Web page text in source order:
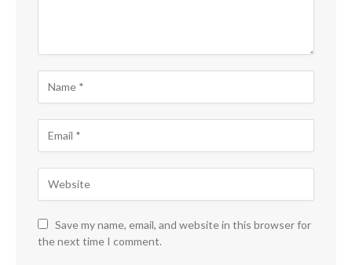
Save my name, email, and website in this browser for
the next time I comment.